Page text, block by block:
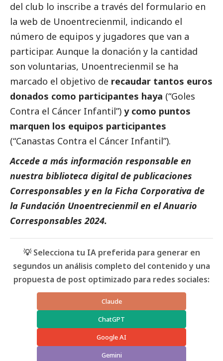
del club lo inscribe a través del formulario en
la web de Unoentrecienmil, indicando el
número de equipos y jugadores que van a
participar. Aunque la donación y la cantidad
son voluntarias, Unoentrecienmil se ha
marcado el objetivo de recaudar tantos euros
donados como participantes haya (“Goles
Contra el Cáncer Infantil”) y como puntos
marquen los equipos participantes
(“Canastas Contra el Cáncer Infantil”).
Accede a más información responsable en
nuestra biblioteca digital de publicaciones
Corresponsables y en la Ficha Corporativa de
la Fundación Unoentrecienmilen elAnuario
Corresponsables 2024.
💡 Selecciona tu IA preferida para generar en
segundos un análisis completo del contenido y una
propuesta de post optimizado para redes sociales:
Claude
ChatGPT
Google AI
Gemini